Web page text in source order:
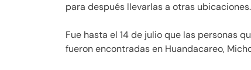
para después llevarlas a otras ubicaciones.
Fue hasta el 14 de julio que las personas
fueron encontradas en Huandacareo,